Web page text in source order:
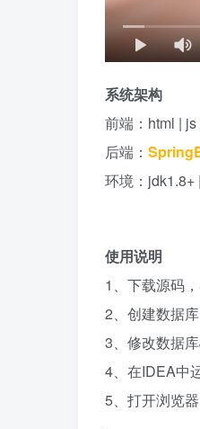
系统架构
前端：html |
后端：
环境：jdk1.8+
使用说明
1、下载源码
2、创建数据
3、修改数据
4、在IDEA中
5、打开浏览